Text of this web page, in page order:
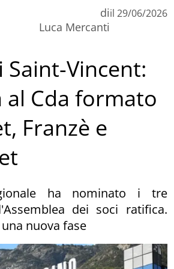
di
Luca Mercanti
il 29/06/2026
Saint-Vincent:
al Cda formato
Franzè e
ha nominato i tre
dei soci ratifica.
nuova fase